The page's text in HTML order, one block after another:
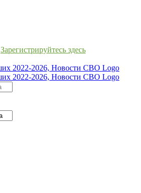
Зарегистрируйтесь здесь